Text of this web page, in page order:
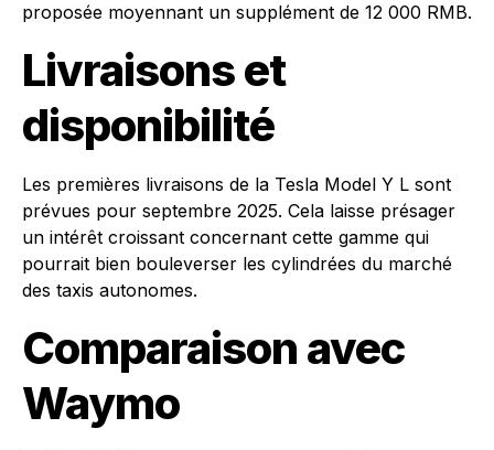
proposée moyennant un supplément de 12 000 RMB.
Livraisons et
disponibilité
Les premières livraisons de la Tesla Model Y L sont
prévues pour septembre 2025. Cela laisse présager
un intérêt croissant concernant cette gamme qui
pourrait bien bouleverser les cylindrées du marché
des taxis autonomes.
Comparaison avec
Waymo